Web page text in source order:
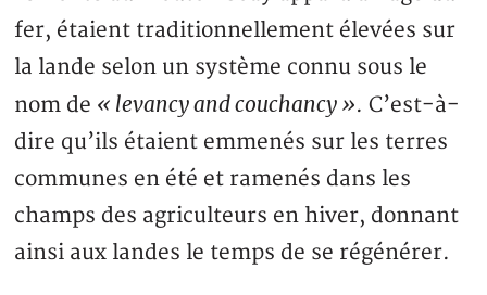
fer, étaient traditionnellement élevées sur
la lande selon un système connu sous le
nom de « levancy and couchancy ». C’est-à-
dire qu’ils étaient emmenés sur les terres
communes en été et ramenés dans les
champs des agriculteurs en hiver, donnant
ainsi aux landes le temps de se régénérer.